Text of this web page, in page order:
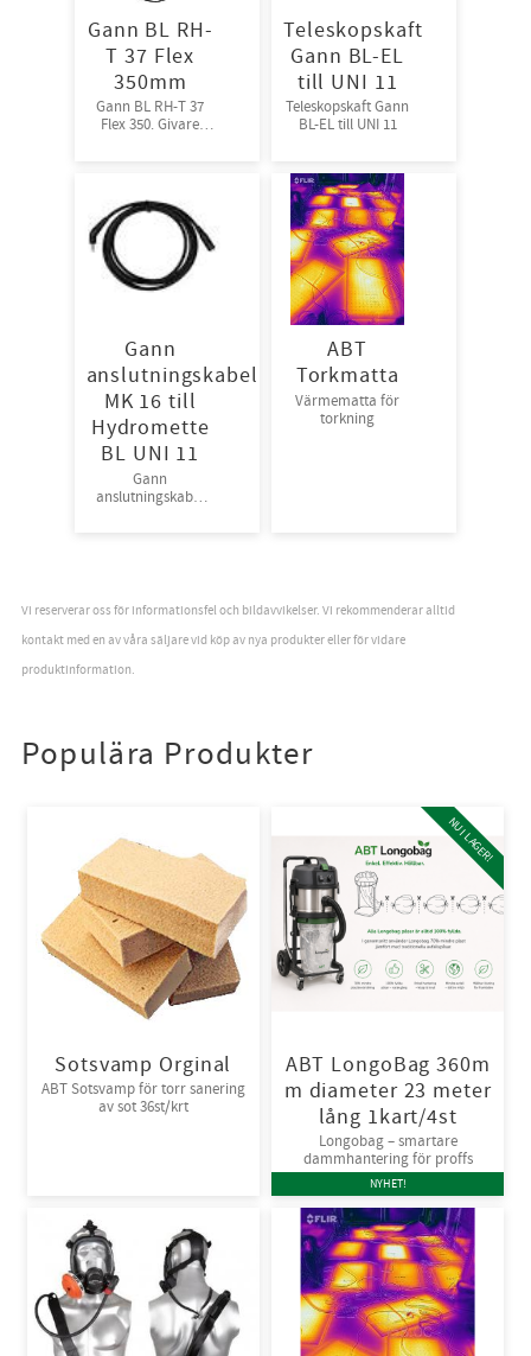
Gann BL RH-
T 37 Flex
350mm
Gann BL RH-T 37
Flex 350. Givare
Teleskopskaft
Gann BL-EL
till UNI 11
Teleskopskaft Gann
BL-EL till UNI 11
Gann
anslutningskabel
MK 16 till
Hydromette
BL UNI 11
Gann
anslutningskabel
ABT
Torkmatta
Värmematta för
torkning
Vi reserverar oss för informationsfel och bildavvikelser. Vi rekommenderar alltid
kontakt med en av våra säljare vid köp av nya produkter eller för vidare
produktinformation.
Populära Produkter
Sotsvamp Orginal
ABT Sotsvamp för torr sanering
av sot 36st/krt
ABT LongoBag 360m
m diameter 23 meter
lång 1kart/4st
Longobag – smartare
dammhantering för proffs
NU I LAGER!
NYHET!